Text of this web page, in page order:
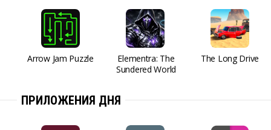
Arrow Jam Puzzle
Elementra: The
Sundered World
The Long Drive
ПРИЛОЖЕНИЯ ДНЯ